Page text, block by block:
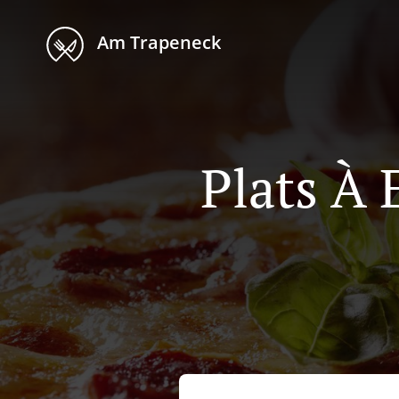
Am Trapeneck
Plats À